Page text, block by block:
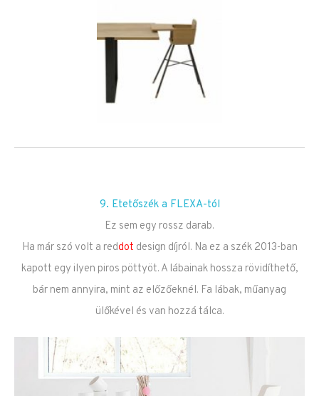
9. Etetőszék a FLEXA-tól
Ez sem egy rossz darab.
Ha már szó volt a reddot design díjról. Na ez a szék 2013-ban
kapott egy ilyen piros pöttyöt. A lábainak hossza rövidíthető,
bár nem annyira, mint az előzőeknél. Fa lábak, műanyag
ülőkével és van hozzá tálca.